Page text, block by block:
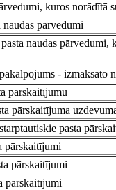
kuros norādītā
pārvedumi
naudas
- izmaksāto
pārskaitījumu
pārskaitījuma
pasta
pārskaitījumi
pārskaitījumi
pārskaitījumi